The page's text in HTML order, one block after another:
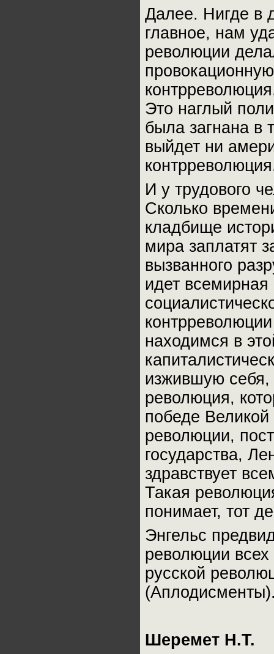
Далее. Нигде в
главное, нам
революции
Это наглый
была загнана в
выйдет ни
И у трудового
Сколько
кладбище
мира заплатят
вызванного
идет
находимся в
изжившую себя,
революция,
победе Великой
революции,
государства,
здравствует
Такая
понимает, тот
Энгельс
революции
русской
Шеремет Н.Т.